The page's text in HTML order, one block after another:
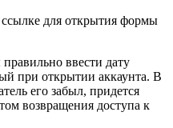
для открытия формы
ввести дату
при открытии аккаунта. В
его забыл, придется
возвращения доступа к